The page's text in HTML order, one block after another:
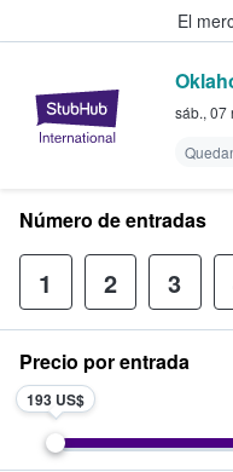
El
sáb., 07
Número de entradas
1 2 3
Precio por entrada
193 US$